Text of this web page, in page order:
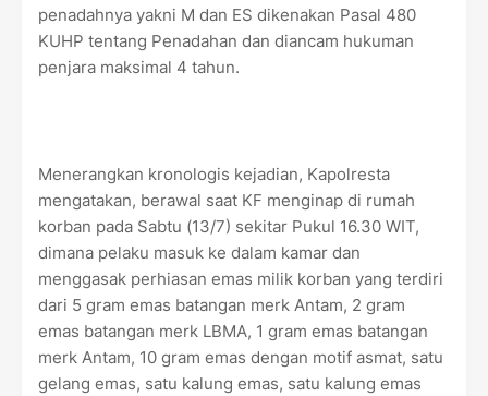
penadahnya yakni M dan ES dikenakan Pasal 480
KUHP tentang Penadahan dan diancam hukuman
penjara maksimal 4 tahun.
Menerangkan kronologis kejadian, Kapolresta
mengatakan, berawal saat KF menginap di rumah
korban pada Sabtu (13/7) sekitar Pukul 16.30 WIT,
dimana pelaku masuk ke dalam kamar dan
menggasak perhiasan emas milik korban yang terdiri
dari 5 gram emas batangan merk Antam, 2 gram
emas batangan merk LBMA, 1 gram emas batangan
merk Antam, 10 gram emas dengan motif asmat, satu
gelang emas, satu kalung emas, satu kalung emas